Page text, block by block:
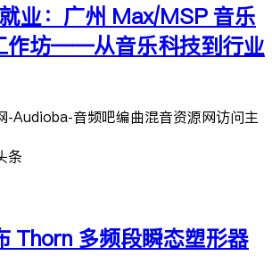
业：广州 Max/MSP 音乐
作坊——从音乐科技到行业
-Audioba-音频吧编曲混音资源网访问主
条
Thorn 多频段瞬态塑形器